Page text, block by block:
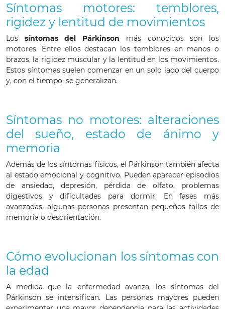
Síntomas motores: temblores,
rigidez y lentitud de movimientos
Los síntomas del Párkinson más conocidos son los
motores. Entre ellos destacan los temblores en manos o
brazos, la rigidez muscular y la lentitud en los movimientos.
Estos síntomas suelen comenzar en un solo lado del cuerpo
y, con el tiempo, se generalizan.
Síntomas no motores: alteraciones
del sueño, estado de ánimo y
memoria
Además de los síntomas físicos, el Párkinson también afecta
al estado emocional y cognitivo. Pueden aparecer episodios
de ansiedad, depresión, pérdida de olfato, problemas
digestivos y dificultades para dormir. En fases más
avanzadas, algunas personas presentan pequeños fallos de
memoria o desorientación.
Cómo evolucionan los síntomas con
la edad
A medida que la enfermedad avanza, los síntomas del
Párkinson se intensifican. Las personas mayores pueden